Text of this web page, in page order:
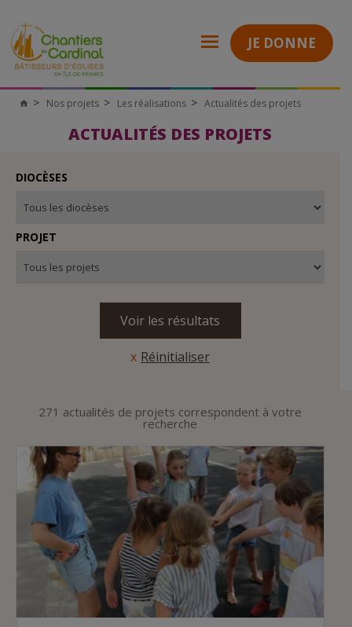
JE DONNE
Chantiers
Nos projets Les réalisations Actualités des projets
ACTUALITÉS DES PROJETS
DIOCÈSES
PROJET
Réinitialiser
271 actualités de projets correspondent à votre
recherche